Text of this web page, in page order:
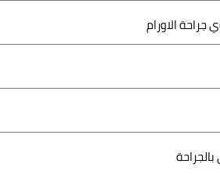
جراحة الاورام